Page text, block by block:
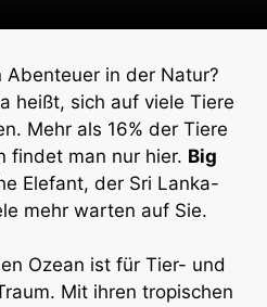
in der Natur?
heißt, sich auf viele Tiere
Mehr als 16% der Tiere
findet man nur hier. Big
Elefant, der Sri Lanka-
mehr warten auf Sie.
Ozean ist für Tier- und
Mit ihren tropischen